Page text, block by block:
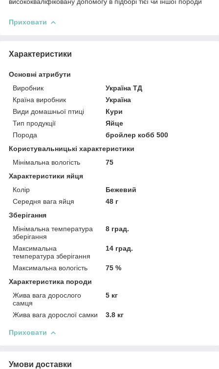
Приховати
Характеристики
Основні атрибути
Виробник
Україна ТД
Країна виробник
Україна
Види домашньої птиці
Кури
Тип продукції
Яйце
Порода
бройлер кобб 500
Користувальницькі характеристики
Мінімальна вологість
75
Характеристики яйця
Колір
Бежевий
Середня вага яйця
48 г
Зберігання
Мінімальна температура
зберігання
8 град.
Максимальна
температура зберігання
14 град.
Максимальна вологість
75 %
Характеристика породи
Жива вага дорослого
самця
5 кг
Жива вага дорослої самки 3.8 кг
Приховати
Умови доставки